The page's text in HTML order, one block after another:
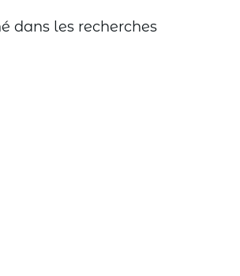
dans les recherches